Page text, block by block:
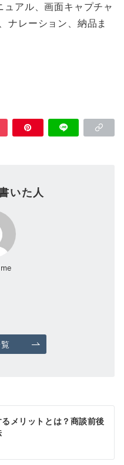
アル、画面キャプチャ
ナレーション、納品ま
いた人
メリットとは？商談前後